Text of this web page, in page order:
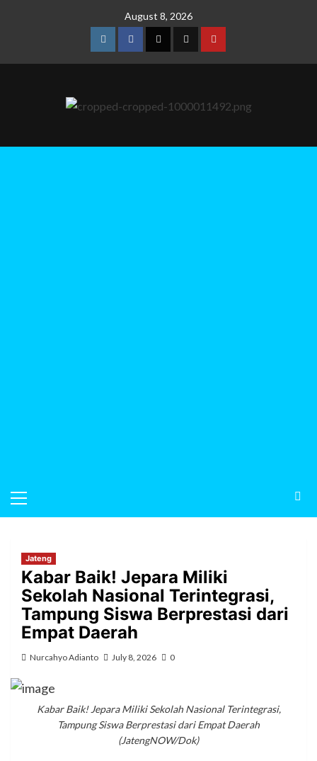
August 8, 2026
Jateng
Kabar Baik! Jepara Miliki
Sekolah Nasional Terintegrasi,
Tampung Siswa Berprestasi dari
Empat Daerah
Nurcahyo Adianto July 8, 2026 0
Kabar Baik! Jepara Miliki Sekolah Nasional Terintegrasi,
Tampung Siswa Berprestasi dari Empat Daerah
(JatengNOW/Dok)